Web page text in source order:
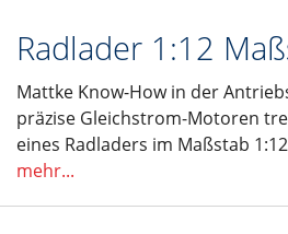
Radlader 1:12
Mattke Know-How in der
präzise Gleichstrom-Motoren
eines Radladers im Maßstab 1:12
mehr...